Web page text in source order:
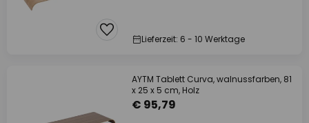
Lieferzeit: 6 - 10 Werktage
AYTM Tablett Curva, walnussfarben, 81
x 25 x 5 cm, Holz
€ 95,79